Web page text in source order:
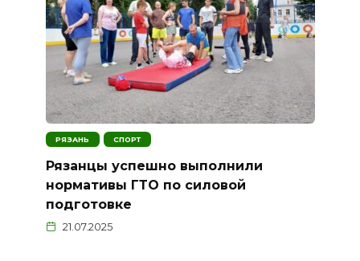
РЯЗАНЬ СПОРТ
Рязанцы успешно выполнили
нормативы ГТО по силовой
подготовке
21.07.2025